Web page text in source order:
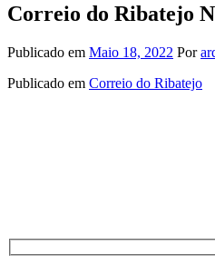
Correio do Ribatejo
Publicado em Maio 18, 2022 Por
Publicado em Correio do Ribatejo